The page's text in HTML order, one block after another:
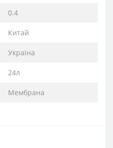
0.4
Китай
Україна
24л
Мембрана